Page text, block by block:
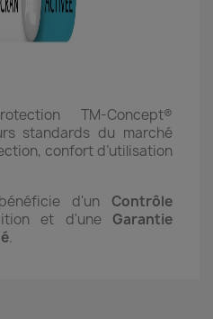
TM-Concept®
standards du marché
confort d’utilisation
d'un Contrôle
et d'une Garantie
.